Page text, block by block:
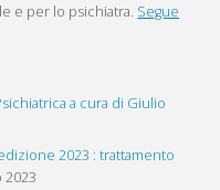
e per lo psichiatra. Segue
a cura di Giulio
2023 : trattamento
2023